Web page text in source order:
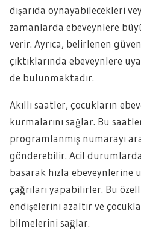
dışarıda oynayabilecekleri
zamanlarda ebeveynlere
verir. Ayrıca, belirlenen
çıktıklarında ebeveynlere
de bulunmaktadır.
Akıllı saatler, çocukların
kurmalarını sağlar. Bu
programlanmış numarayı
gönderebilir. Acil
basarak hızla ebeveynlerine
çağrıları yapabilirler. Bu
endişelerini azaltır ve
bilmelerini sağlar.